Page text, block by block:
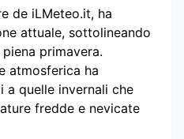
de iLMeteo.it, ha
attuale, sottolineando
primavera.
atmosferica ha
a quelle invernali che
fredde e nevicate